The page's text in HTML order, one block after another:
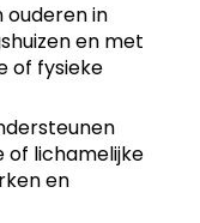
ouderen in
en met
of fysieke
of lichamelijke
en